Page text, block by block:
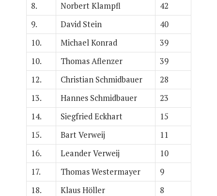
8.
Norbert Klampfl
42
9.
David Stein
40
10.
Michael Konrad
39
10.
Thomas Aflenzer
39
12.
Christian Schmidbauer
28
13.
Hannes Schmidbauer
23
14.
Siegfried Eckhart
15
15.
Bart Verweij
11
16.
Leander Verweij
10
17.
Thomas Westermayer
9
18.
Klaus Höller
8